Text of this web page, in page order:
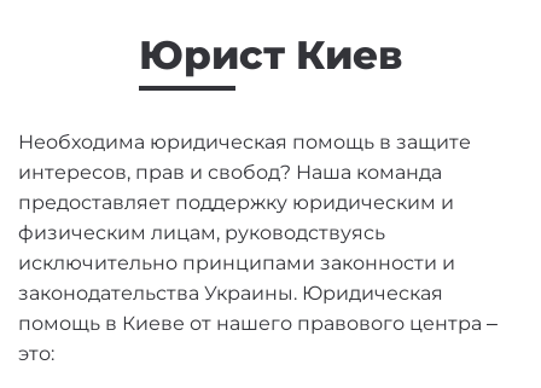
Юрист Киев
Необходима юридическая помощь в защите
интересов, прав и свобод? Наша команда
предоставляет поддержку юридическим и
физическим лицам, руководствуясь
исключительно принципами законности и
законодательства Украины. Юридическая
помощь в Киеве от нашего правового центра –
это: